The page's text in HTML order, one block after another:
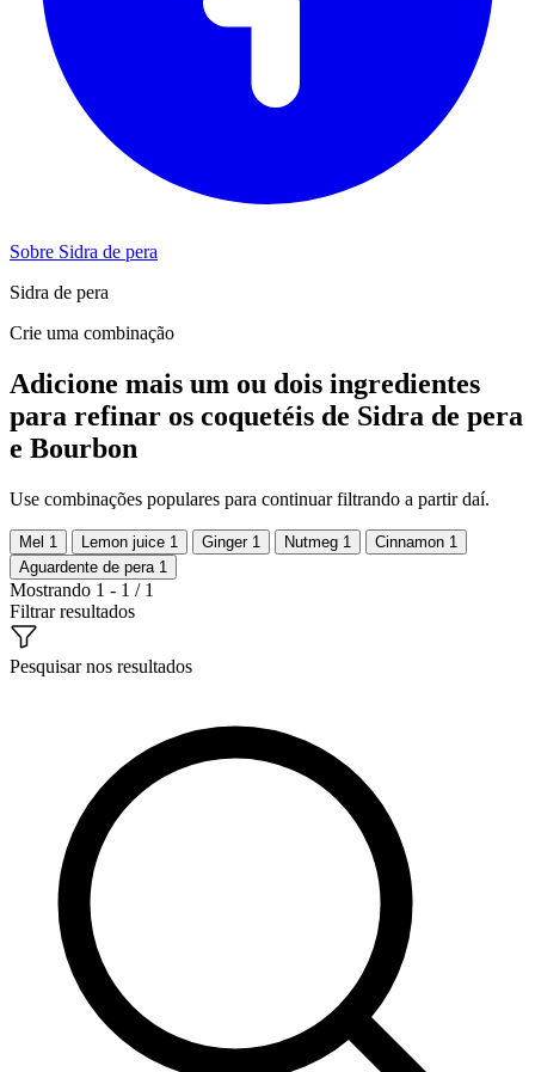
Sobre Sidra de pera
Sidra de pera
Crie uma combinação
Adicione mais um ou dois ingredientes
para refinar os coquetéis de Sidra de pera
e Bourbon
Use combinações populares para continuar filtrando a partir daí.
Mel 1 Lemon juice 1 Ginger 1 Nutmeg 1 Cinnamon 1
Aguardente de pera 1
Mostrando 1 - 1 / 1
Filtrar resultados
Pesquisar nos resultados